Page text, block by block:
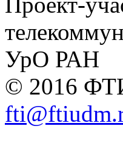
УрО РАН
© 2016